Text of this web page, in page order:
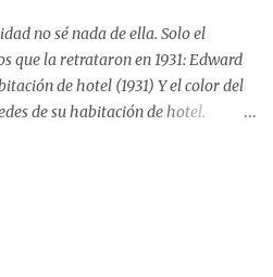
no sé nada de ella. Solo el
que la retrataron en 1931: Edward
de hotel (1931) Y el color del
de su habitación de hotel.
escritas en el libro gordo que